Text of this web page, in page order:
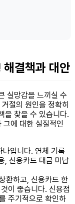
결책과 대안
실망감을 느끼실 수
절의 원인을 정확히
을 찾을 수 있습니다.
에 대한 실질적인
입니다. 연체 기록
, 신용카드 대금 미납
환하고, 신용카드 한
이 좋습니다. 신용점
주기적으로 확인하